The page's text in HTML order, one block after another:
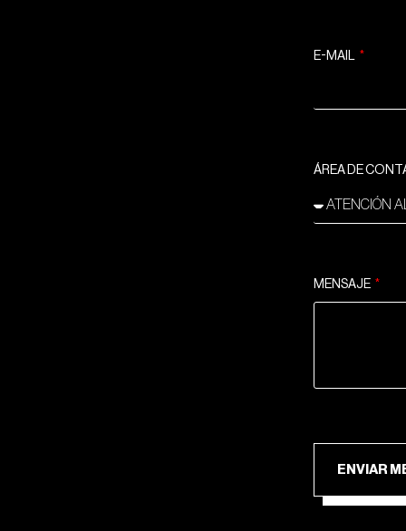
E-MAIL
ÁREA DE
MENSAJE